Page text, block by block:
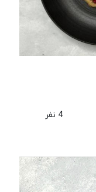
4 نفر